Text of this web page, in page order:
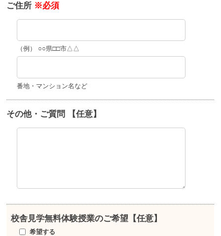
ご住所 ※必須
（例） ○○県□□市△△
番地・マンション名など
その他・ご質問 【任意】
校舎見学無料体験授業のご希望【任意】
希望する